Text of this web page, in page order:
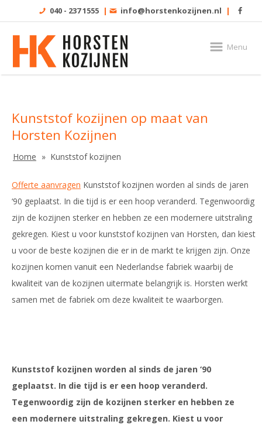
040 - 237 1555 | info@horstenkozijnen.nl |
Menu
Kunststof kozijnen op maat van
Horsten Kozijnen
Home Kunststof kozijnen
Offerte aanvragen Kunststof kozijnen worden al sinds de jaren
‘90 geplaatst. In die tijd is er een hoop veranderd. Tegenwoordig
zijn de kozijnen sterker en hebben ze een modernere uitstraling
gekregen. Kiest u voor kunststof kozijnen van Horsten, dan kiest
u voor de beste kozijnen die er in de markt te krijgen zijn. Onze
kozijnen komen vanuit een Nederlandse fabriek waarbij de
kwaliteit van de kozijnen uitermate belangrijk is. Horsten werkt
samen met de fabriek om deze kwaliteit te waarborgen.
Kunststof kozijnen worden al sinds de jaren ‘90
geplaatst. In die tijd is er een hoop veranderd.
Tegenwoordig zijn de kozijnen sterker en hebben ze
een modernere uitstraling gekregen. Kiest u voor